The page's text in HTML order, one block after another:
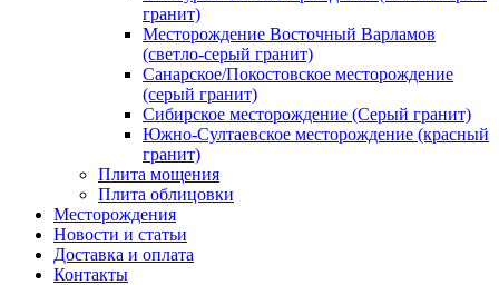
гранит)
Месторождение Восточный Варламов
(светло-серый гранит)
Санарское/Покостовское месторождение
(серый гранит)
Сибирское месторождение (Серый гранит)
Южно-Султаевское месторождение (красный
гранит)
Плита мощения
Плита облицовки
Месторождения
Новости и статьи
Доставка и оплата
Контакты